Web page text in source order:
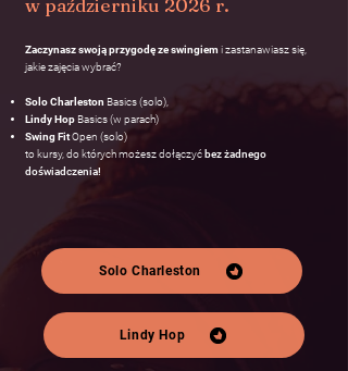
w październiku 2026 r.
Zaczynasz swoją przygodę ze swingiemi zastanawiasz się,
jakie zajęcia wybrać?
Solo Charleston Basics(solo),
Lindy Hop Basics(w parach)
Swing FitOpen (solo)
to kursy, do których możesz dołączyć bez żadnego
doświadczenia!
Solo Charleston
Lindy Hop